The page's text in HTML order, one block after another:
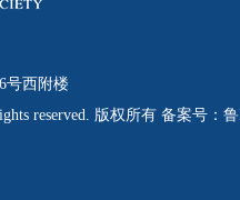
号西附楼
reserved. 版权所有 备案号：鲁